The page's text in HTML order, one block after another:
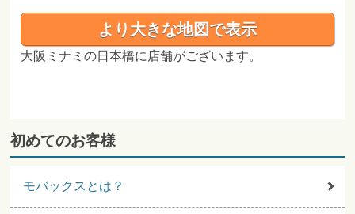
より大きな地図で表示
大阪ミナミの日本橋に店舗がございます。
初めてのお客様
モバックスとは？